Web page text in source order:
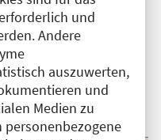
und
Andere
auszuwerten,
und
Medien zu
Uhr
Herzberge,